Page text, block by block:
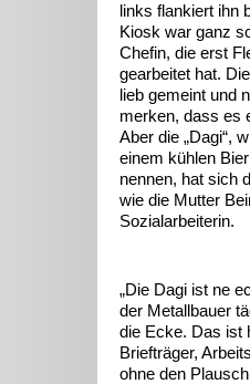
links flankiert ihn
Kiosk war ganz
Chefin, die erst
gearbeitet hat.
lieb gemeint und
merken, dass es
Aber die „Dagi“,
einem kühlen
nennen, hat sich
wie die Mutter
Sozialarbeiterin.
„Die Dagi ist ne
der Metallbauer
die Ecke. Das ist
Briefträger,
ohne den